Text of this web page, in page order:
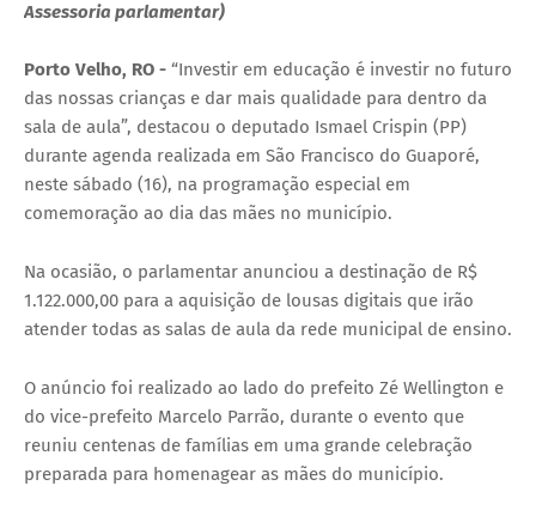
Assessoria parlamentar)
Porto Velho, RO - “Investir em educação é investir no futuro
das nossas crianças e dar mais qualidade para dentro da
sala de aula”, destacou o deputado Ismael Crispin (PP)
durante agenda realizada em São Francisco do Guaporé,
neste sábado (16), na programação especial em
comemoração ao dia das mães no município.
Na ocasião, o parlamentar anunciou a destinação de R$
1.122.000,00 para a aquisição de lousas digitais que irão
atender todas as salas de aula da rede municipal de ensino.
O anúncio foi realizado ao lado do prefeito Zé Wellington e
do vice-prefeito Marcelo Parrão, durante o evento que
reuniu centenas de famílias em uma grande celebração
preparada para homenagear as mães do município.